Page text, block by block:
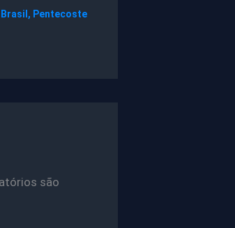
Brasil , Pentecoste
são